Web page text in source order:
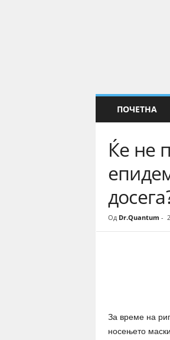
ПОЧЕТНА
Ќе не
Од Dr.Quantum -
За време на
носењето